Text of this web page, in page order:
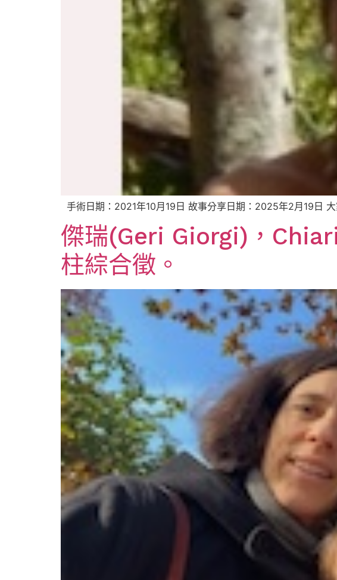
手術日期：2021年10月19日 故事分享日期：2025年2月19日
傑瑞(Geri Giorgi)，
柱綜合徵。